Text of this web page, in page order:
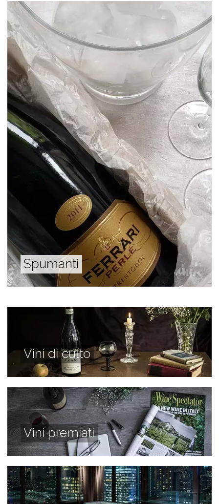
Spumanti
Vini di culto
Vini premiati